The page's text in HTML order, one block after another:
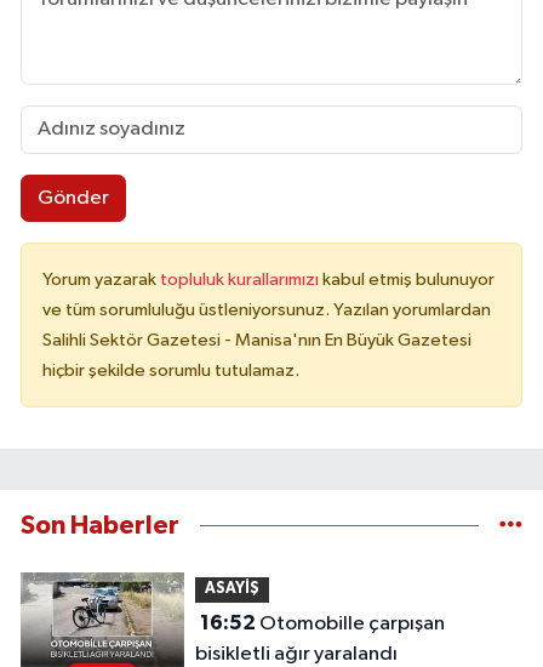
Gönder
Yorum yazarak topluluk kurallarımızı kabul etmiş bulunuyor
ve tüm sorumluluğu üstleniyorsunuz. Yazılan yorumlardan
Salihli Sektör Gazetesi - Manisa'nın En Büyük Gazetesi
hiçbir şekilde sorumlu tutulamaz.
Son Haberler
ASAYİŞ
16:52
bisikletli ağır yaralandı